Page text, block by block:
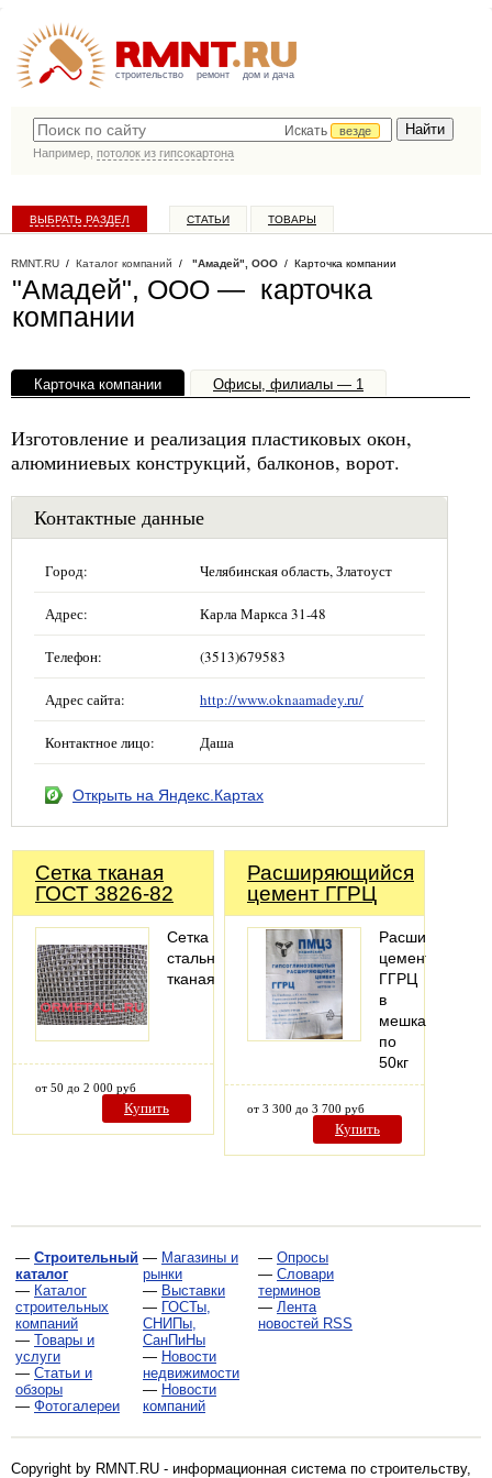
строительство ремонт дом и дача
Искать
везде
Например, потолок из гипсокартона
ВЫБРАТЬ РАЗДЕЛ СТАТЬИ ТОВАРЫ
RMNT.RU / Каталог компаний / "Амадей", ООО / Карточка компании
"Амадей", ООО — карточка
компании
Карточка компании Офисы, филиалы — 1
Изготовление и реализация пластиковых окон,
алюминиевых конструкций, балконов, ворот.
Контактные данные
Город: Челябинская область, Златоуст
Адрес: Карла Маркса 31-48
Телефон: (3513)679583
Адрес сайта: http://www.oknaamadey.ru/
Контактное лицо: Даша
Открыть на Яндекс.Картах
Сетка тканая
ГОСТ 3826-82
Сетка
стальная
тканая
от 50 до 2 000 руб
Купить
Расширяющийся
цемент ГГРЦ
цемент
ГГРЦ
в
мешках
по
50кг
от 3 300 до 3 700 руб
Купить
— Строительный
каталог
— Каталог
строительных
компаний
— Товары и
услуги
— Статьи и
обзоры
— Фотогалереи
— Магазины и
рынки
— Выставки
— ГОСТы,
СНИПы,
СанПиНы
— Новости
недвижимости
— Новости
компаний
— Опросы
— Словари
терминов
— Лента
новостей RSS
Copyright by RMNT.RU - информационная система по строительству,